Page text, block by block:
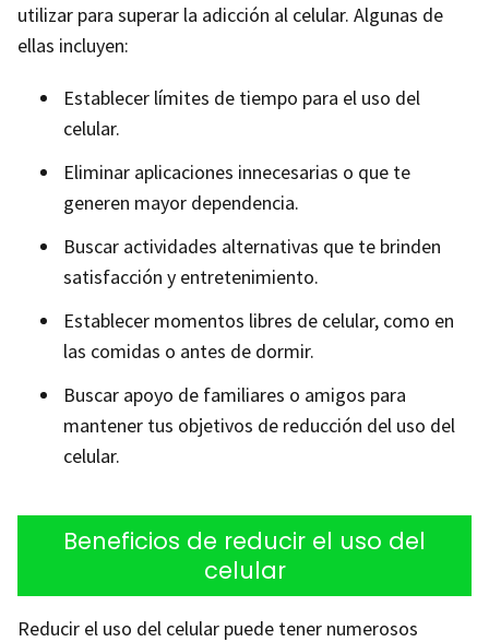
utilizar para superar la adicción al celular. Algunas de
ellas incluyen:
Establecer límites de tiempo para el uso del
celular.
Eliminar aplicaciones innecesarias o que te
generen mayor dependencia.
Buscar actividades alternativas que te brinden
satisfacción y entretenimiento.
Establecer momentos libres de celular, como en
las comidas o antes de dormir.
Buscar apoyo de familiares o amigos para
mantener tus objetivos de reducción del uso del
celular.
Beneficios de reducir el uso del
celular
Reducir el uso del celular puede tener numerosos